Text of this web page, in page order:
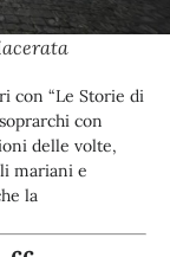
con “Le Storie di
con
delle volte,
mariani e
la